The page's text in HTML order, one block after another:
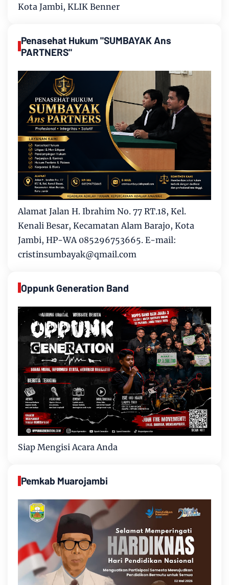
Kota Jambi, KLIK Benner
Penasehat Hukum "SUMBAYAK Ans
PARTNERS"
Alamat Jalan H. Ibrahim No. 77 RT.18, Kel.
Kenali Besar, Kecamatan Alam Barajo, Kota
Jambi, HP-WA 085296753665. E-mail:
cristinsumbayak@qmail.com
Oppunk Generation Band
Siap Mengisi Acara Anda
Pemkab Muarojambi